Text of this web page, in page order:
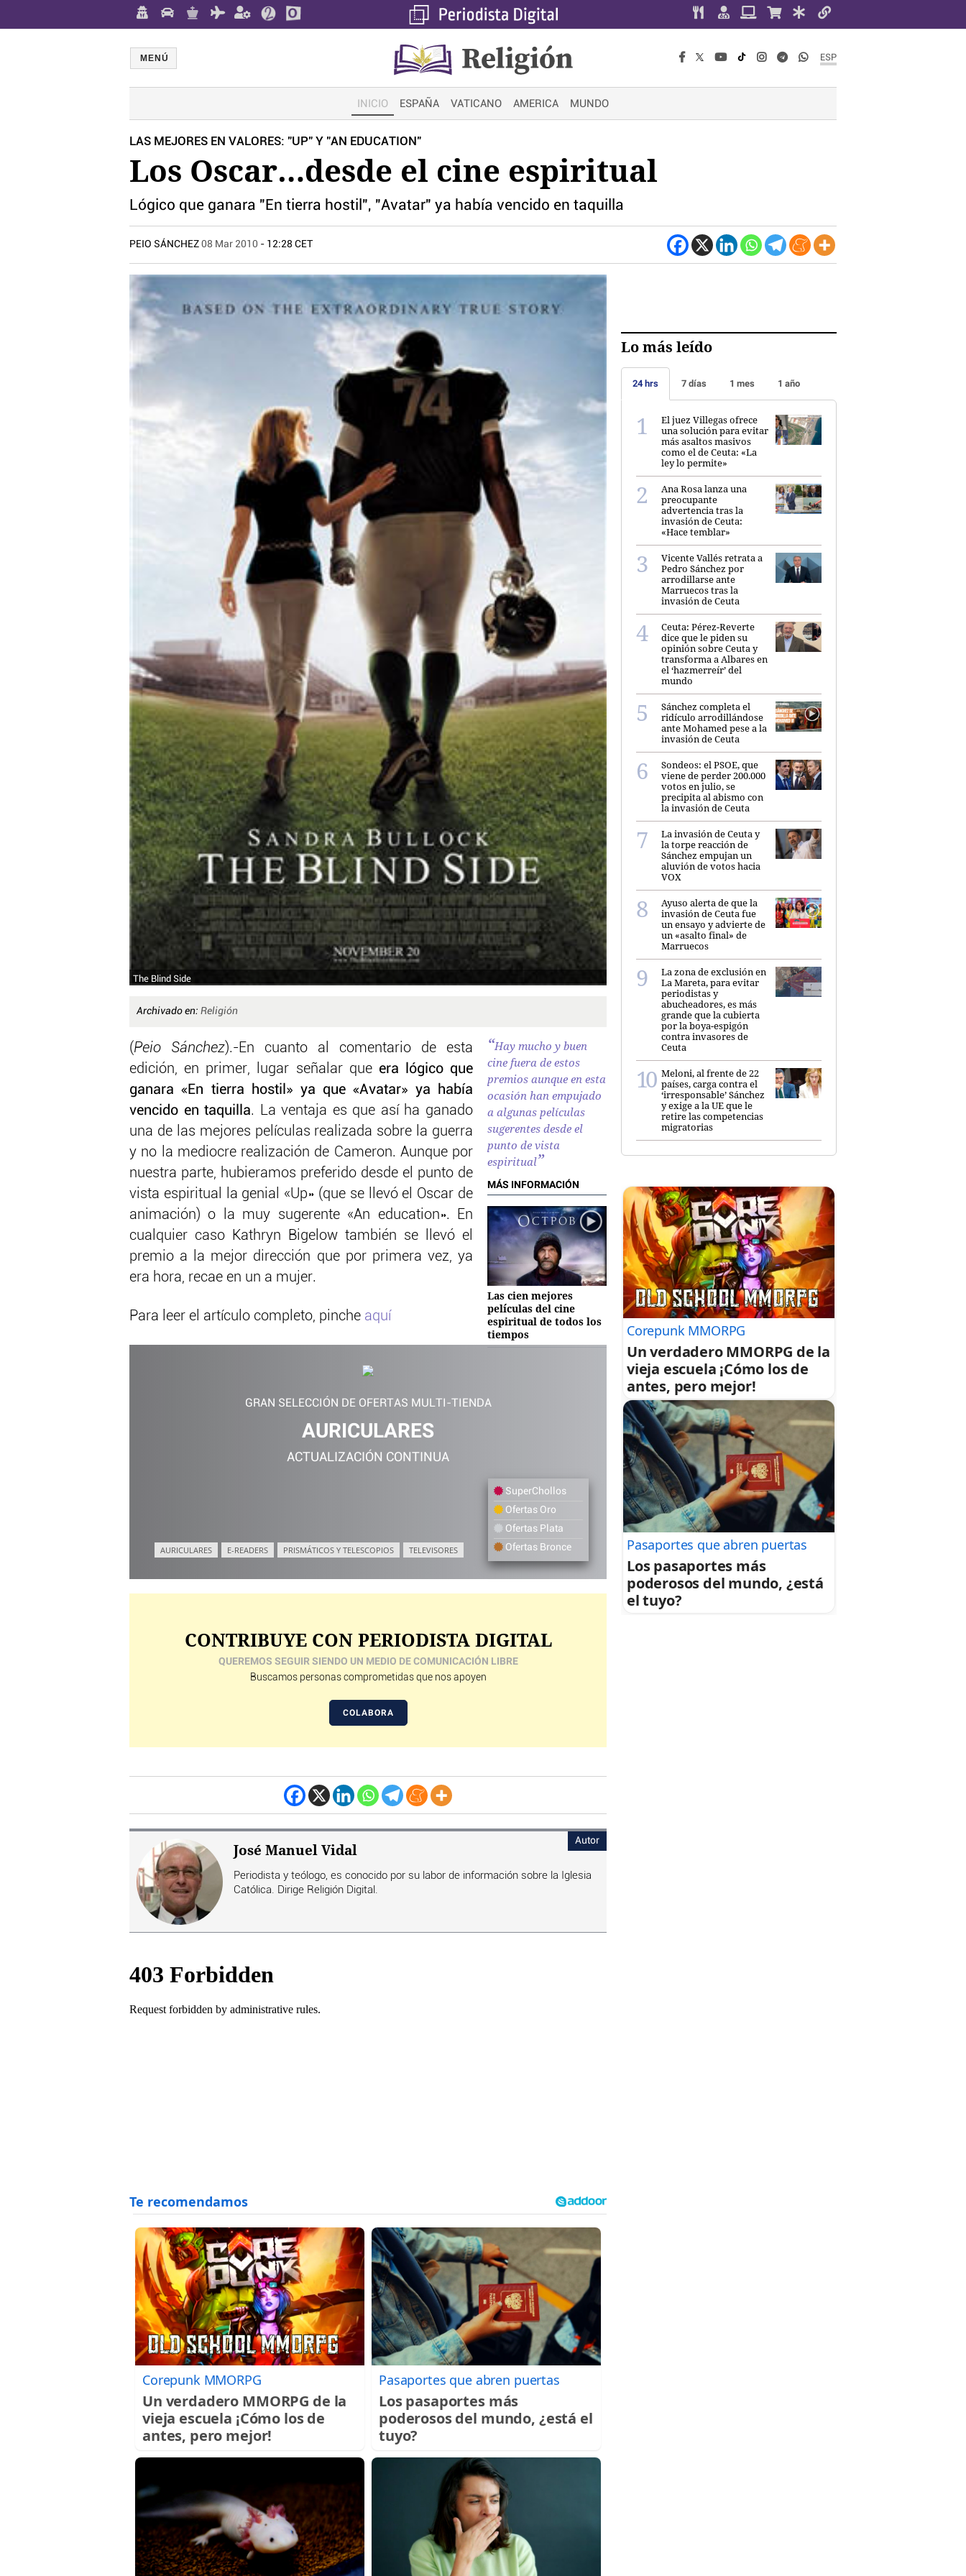
ESP
MENÚ
INICIO ESPAÑA VATICANO AMERICA MUNDO
LAS MEJORES EN VALORES: "UP" Y "AN EDUCATION"
Los Oscar…desde el cine espiritual
Lógico que ganara "En tierra hostil", "Avatar" ya había vencido en taquilla
PEIO SÁNCHEZ 08 Mar 2010 - 12:28 CET
The Blind Side
Archivado en: Religión
Hay mucho y buen
cine fuera de estos
premios aunque en esta
ocasión han empujado
a algunas películas
sugerentes desde el
punto de vista
espiritual
MÁS INFORMACIÓN
Las cien mejores
películas del cine
espiritual de todos los
tiempos
(Peio Sánchez).-En cuanto al comentario de esta
edición, en primer, lugar señalar que era lógico que
ganara «En tierra hostil» ya que «Avatar» ya había
vencido en taquilla. La ventaja es que así ha ganado
una de las mejores películas realizada sobre la guerra
y no la mediocre realización de Cameron. Aunque por
nuestra parte, hubieramos preferido desde el punto de
vista espiritual la genial «Up» (que se llevó el Oscar de
animación) o la muy sugerente «An education». En
cualquier caso Kathryn Bigelow también se llevó el
premio a la mejor dirección que por primera vez, ya
era hora, recae en un a mujer.
Para leer el artículo completo, pinche aquí
GRAN SELECCIÓN DE OFERTAS MULTI-TIENDA
AURICULARES
ACTUALIZACIÓN CONTINUA
AURICULARES E-READERS PRISMÁTICOS Y TELESCOPIOS TELEVISORES
SuperChollos
Ofertas Oro
Ofertas Plata
Ofertas Bronce
CONTRIBUYE CON PERIODISTA DIGITAL
QUEREMOS SEGUIR SIENDO UN MEDIO DE COMUNICACIÓN LIBRE
Buscamos personas comprometidas que nos apoyen
COLABORA
Autor
José Manuel Vidal
Periodista y teólogo, es conocido por su labor de información sobre la Iglesia
Católica. Dirige Religión Digital.
Corepunk MMORPG
Un verdadero MMORPG de la
vieja escuela ¡Cómo los de
antes, pero mejor!
Pasaportes que abren puertas
Los pasaportes más
poderosos del mundo, ¿está el
tuyo?
Lo más leído
24 hrs 7 días 1 mes 1 año
El juez Villegas ofrece
una solución para evitar
más asaltos masivos
como el de Ceuta: «La
ley lo permite»
Ana Rosa lanza una
preocupante
advertencia tras la
invasión de Ceuta:
«Hace temblar»
Vicente Vallés retrata a
Pedro Sánchez por
arrodillarse ante
Marruecos tras la
invasión de Ceuta
Ceuta: Pérez-Reverte
dice que le piden su
opinión sobre Ceuta y
transforma a Albares en
el ‘hazmerreír’ del
mundo
Sánchez completa el
ridículo arrodillándose
ante Mohamed pese a la
invasión de Ceuta
Sondeos: el PSOE, que
viene de perder 200.000
votos en julio, se
precipita al abismo con
la invasión de Ceuta
La invasión de Ceuta y
la torpe reacción de
Sánchez empujan un
aluvión de votos hacia
VOX
Ayuso alerta de que la
invasión de Ceuta fue
un ensayo y advierte de
un «asalto final» de
Marruecos
La zona de exclusión en
La Mareta, para evitar
periodistas y
abucheadores, es más
grande que la cubierta
por la boya-espigón
contra invasores de
Ceuta
Meloni, al frente de 22
países, carga contra el
‘irresponsable’ Sánchez
y exige a la UE que le
retire las competencias
migratorias
Corepunk MMORPG
Un verdadero MMORPG de la
vieja escuela ¡Cómo los de
antes, pero mejor!
Pasaportes que abren puertas
Los pasaportes más
poderosos del mundo, ¿está
el tuyo?